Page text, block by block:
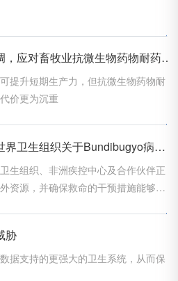
联合国粮农组织报告强调，应对畜牧业抗微生物药物耐药性问题需着眼于长期经济效益
提升短期生产力，但抗微生物药物耐
价更为沉重
刚果民主共和国政府与世界卫生组织关于Bundibugyo病毒引起的埃博拉疫情的联合声明
生组织、非洲疾控中心及合作伙伴正
资源，并确保救命的干预措施能够迅
胁
据支持的更强大的卫生系统，从而保